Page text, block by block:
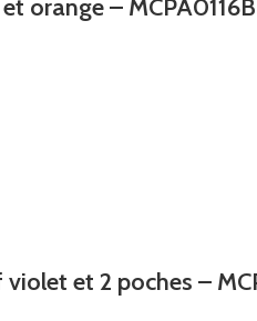
orange – MCPA0116B
et 2 poches –